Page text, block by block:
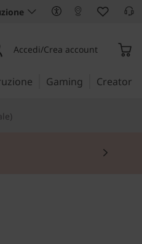
Accedi/Crea account
Gaming Creator